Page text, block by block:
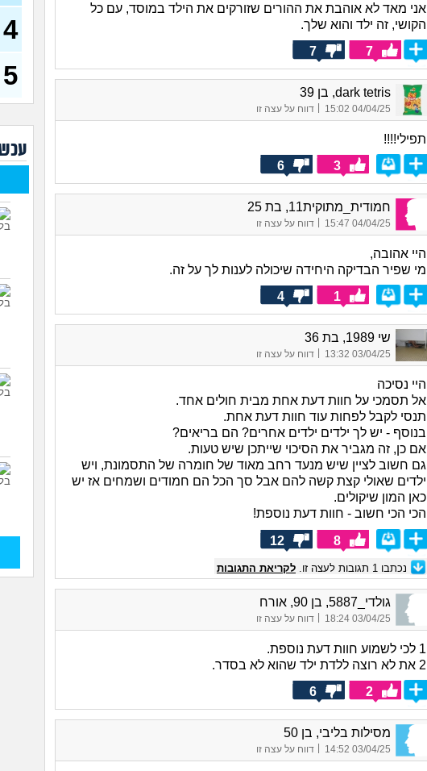
אני מאד לא אוהבת את ההורים שזורקים את הילד במוסד, עם כל
הקושי, זה ילד והוא שלך.
7
7
dark tetris, בן 39
04/04/25 15:02 דווח על עצה זו
תפילי!!!!
3
6
חמודית_מתוקית11, בת 25
04/04/25 15:47 דווח על עצה זו
היי אהובה,
מי שפיר הבדיקה היחידה שיכולה לענות לך על זה.
1
4
שי 1989, בת 36
03/04/25 13:32 דווח על עצה זו
היי נסיכה
אל תסמכי על חוות דעת אחת מבית חולים אחד.
תנסי לקבל לפחות עוד חוות דעת אחת.
בנוסף - יש לך ילדים ילדים אחרים? הם בריאים?
אם כן, זה מגביר את הסיכוי שייתכן שיש טעות.
גם חשוב לציין שיש מנעד רחב מאוד של חומרה של התסמונת, ויש
ילדים שאולי קצת קשה להם אבל סך הכל הם חמודים ושמחים אז יש
כאן המון שיקולים.
הכי הכי חשוב - חוות דעת נוספת!
8
12
נכתבו 1 תגובות לעצה זו. לקריאת התגובות
גולדי_5887, בן 90, אורח
03/04/25 18:24
| דווח על עצה זו
1 לכי לשמוע חוות דעת נוספת.
2 את לא רוצה ללדת ילד שהוא לא בסדר.
2
6
מסילות בליבי, בן 50
03/04/25 14:52 דווח על עצה זו
אם
מה
4
5